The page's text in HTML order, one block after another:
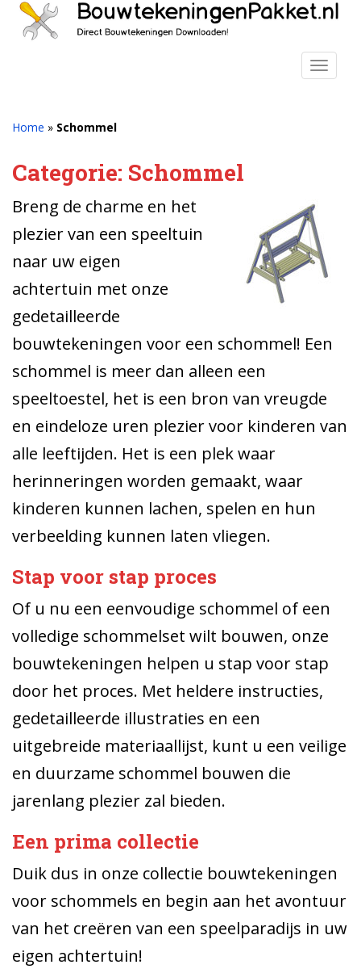
Home » Schommel
Categorie: Schommel
Breng de charme en het
plezier van een speeltuin
naar uw eigen
achtertuin met onze
gedetailleerde
bouwtekeningen voor een schommel! Een
schommel is meer dan alleen een
speeltoestel, het is een bron van vreugde
en eindeloze uren plezier voor kinderen van
alle leeftijden. Het is een plek waar
herinneringen worden gemaakt, waar
kinderen kunnen lachen, spelen en hun
verbeelding kunnen laten vliegen.
Stap voor stap proces
Of u nu een eenvoudige schommel of een
volledige schommelset wilt bouwen, onze
bouwtekeningen helpen u stap voor stap
door het proces. Met heldere instructies,
gedetailleerde illustraties en een
uitgebreide materiaallijst, kunt u een veilige
en duurzame schommel bouwen die
jarenlang plezier zal bieden.
Een prima collectie
Duik dus in onze collectie bouwtekeningen
voor schommels en begin aan het avontuur
van het creëren van een speelparadijs in uw
eigen achtertuin!